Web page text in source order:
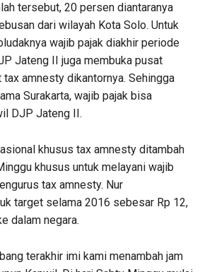
tersebut, 20 persen diantaranya
dari wilayah Kota Solo. Untuk
wajib pajak diakhir periode
Jateng II juga membuka pusat
tax amnesty dikantornya. Sehingga
Surakarta, wajib pajak bisa
DJP Jateng II.
khusus tax amnesty ditambah
khusus untuk melayani wajib
tax amnesty. Nur
target selama 2016 sebesar Rp 12,
dalam negara.
terakhir imi kami menambah jam